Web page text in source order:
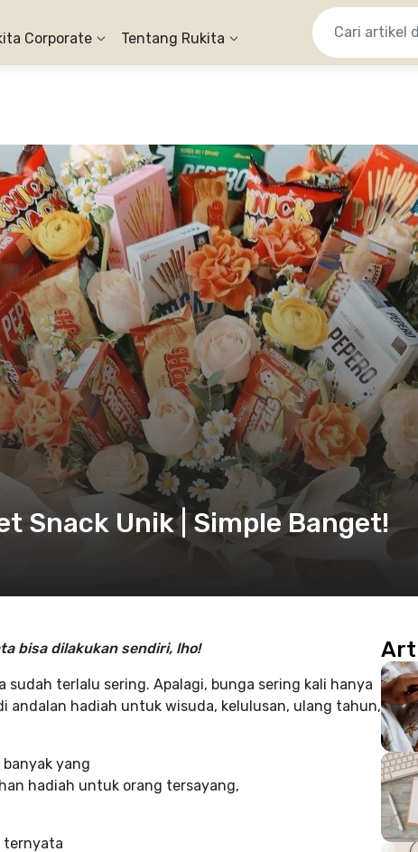
Corporate Tentang Rukita
Snack Unik | Simple Banget!
bisa dilakukan sendiri, lho!
sudah terlalu sering. Apalagi, bunga sering kali hanya
andalan hadiah untuk wisuda, kelulusan, ulang tahun,
yang
hadiah untuk orang tersayang,
ternyata